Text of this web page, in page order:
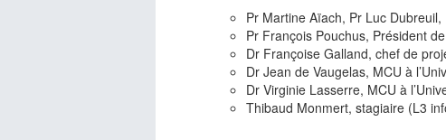
Pr Martine Aïach, Pr Luc
Pr François Pouchus, Président
Dr Françoise Galland, chef de
Dr Jean de Vaugelas, MCU à
Dr Virginie Lasserre, MCU à
Thibaud Monmert, stagiaire (L3